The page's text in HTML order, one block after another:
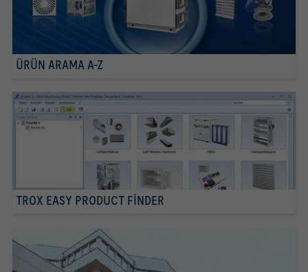
ÜRÜN ARAMA A-Z
TROX EASY PRODUCT FINDER